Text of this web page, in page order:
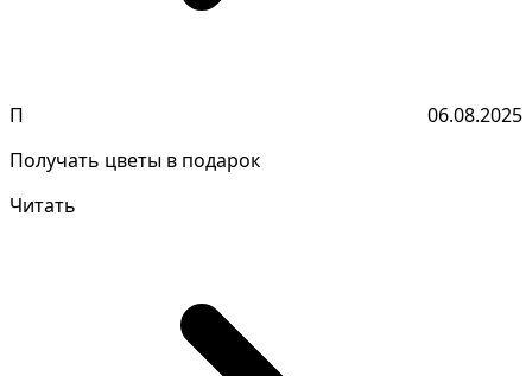
П
06.08.2025
Получать цветы в подарок
Читать